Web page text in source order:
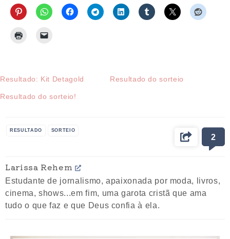
Resultado: Kit Detagold Resultado do sorteio
Resultado do sorteio!
RESULTADO SORTEIO
2
Larissa Rehem
Estudante de jornalismo, apaixonada por moda, livros,
cinema, shows...em fim, uma garota cristã que ama
tudo o que faz e que Deus confia à ela.